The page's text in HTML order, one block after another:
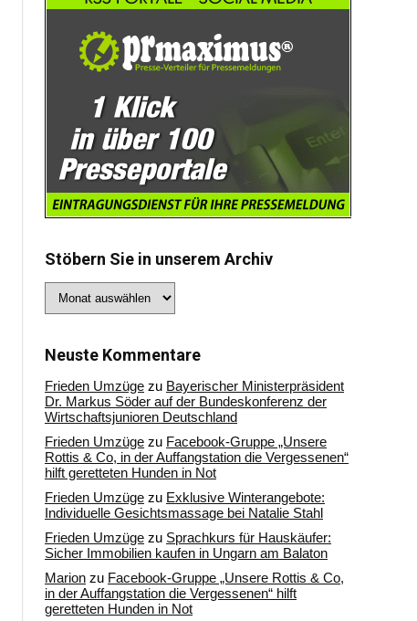
Stöbern Sie in unserem Archiv
Sie
Archiv
Neuste Kommentare
Frieden Umzüge zu Bayerischer Ministerpräsident
Dr. Markus Söder auf der Bundeskonferenz der
Wirtschaftsjunioren Deutschland
Frieden Umzüge zu Facebook-Gruppe „Unsere
Rottis & Co, in der Auffangstation die Vergessenen“
hilft geretteten Hunden in Not
Frieden Umzüge zu Exklusive Winterangebote:
Individuelle Gesichtsmassage bei Natalie Stahl
Frieden Umzüge zu Sprachkurs für Hauskäufer:
Sicher Immobilien kaufen in Ungarn am Balaton
Marion zu Facebook-Gruppe „Unsere Rottis & Co,
in der Auffangstation die Vergessenen“ hilft
geretteten Hunden in Not